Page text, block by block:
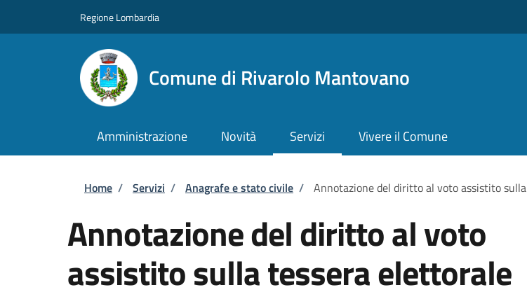
Regione Lombardia
Comune di Rivarolo Mantovano
Amministrazione Novità Servizi Vivere il Comune
Briciole di pane
Home / Servizi / Anagrafe e stato civile / Annotazione del diritto al voto assistito
Annotazione del diritto al voto
assistito sulla tessera elettorale